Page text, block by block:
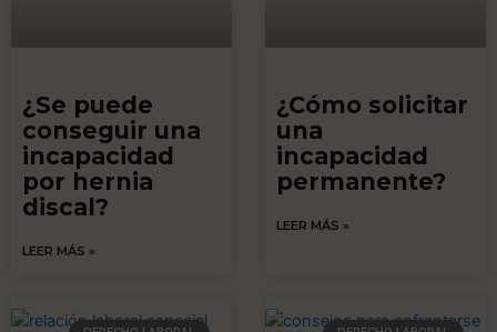
¿Se puede
conseguir una
incapacidad
por hernia
discal?
LEER MÁS »
¿Cómo solicitar
una
incapacidad
permanente?
LEER MÁS »